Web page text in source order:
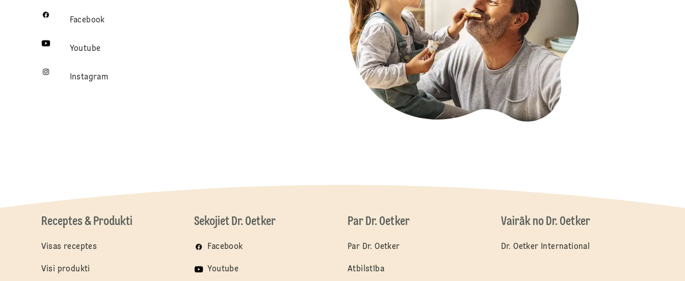
Facebook
Youtube
Instagram
Receptes & Produkti Sekojiet Dr. Oetker Par Dr. Oetker Vairāk no Dr. Oetker
Visas receptes
Visi produkti
Facebook
Youtube
Par Dr. Oetker
Atbilstība
Dr. Oetker International